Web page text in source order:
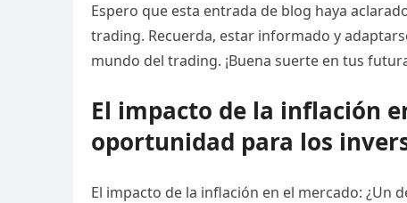
Espero que esta entrada de blog haya
trading. Recuerda, estar informado y
mundo del trading. ¡Buena suerte en tus
El impacto de la inflación
oportunidad para los
El impacto de la inflación en el mercado: ¿Un